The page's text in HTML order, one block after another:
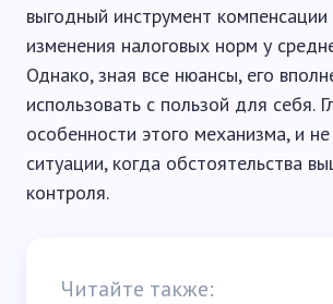
выгодный инструмент
изменения налоговых норм у
Однако, зная все нюансы, его
использовать с пользой для себя.
особенности этого механизма, и
ситуации, когда обстоятельства
контроля.
Читайте также: